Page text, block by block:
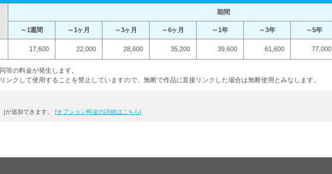
期間
～1週間 ～1ヶ月 ～3ヶ月 ～6ヶ月 ～1年 ～3年 ～5年
17,600 22,000 28,600 35,200 39,600 61,600 77,000
等の料金が発生します。
ンクして使用することを禁止していますので、無断で作品に直接リンクした場合は無断使用とみなします。
]が追加できます。 [オプション料金の詳細はこちら]